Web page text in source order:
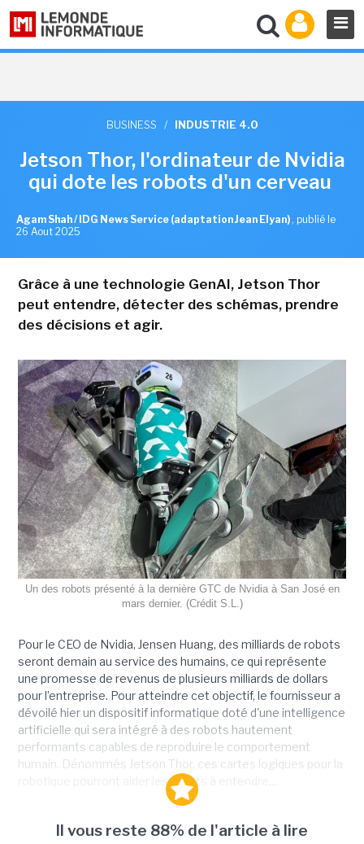
BUSINESS / INDUSTRIE 4.0
Jetson Thor, l'ordinateur de Nvidia
qui dote les robots d'un cerveau
Agam Shah / IDG News Service (adaptation Jean Elyan) , publié le
26 Aout 2025
Grâce à une technologie GenAI, Jetson Thor
peut entendre, détecter des schémas, prendre
des décisions et agir.
Un des robots présenté à la dernière GTC de Nvidia à San José en
mars dernier. (Crédit S.L.)
Pour le CEO de Nvidia, Jensen Huang, des milliards de robots
seront demain au service des humains, ce qui représente
une promesse de revenus de plusieurs milliards de dollars
pour l’entreprise. Pour atteindre cet objectif, le fournisseur a
dévoilé hier un dispositif informatique doté d'une intelligence
artificielle qui sera intégré à des robots hautement
performants capables de reproduire le comportement
humain. Dénommés Jetson Thor, ces cartes logiques pour la
robotique pourront aider les robots à entendre,...
Il vous reste 88% de l'article à lire